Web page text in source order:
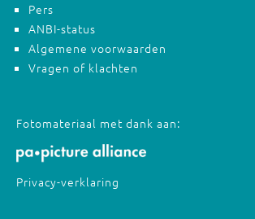
Pers
ANBI-status
Algemene voorwaarden
Vragen of klachten
Fotomateriaal met dank aan:
Privacy-verklaring